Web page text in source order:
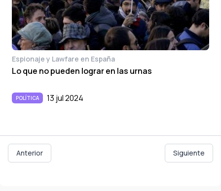
Espionaje y Lawfare en España
Lo que no pueden lograr en las urnas
POLÍTICA 13 jul 2024
Anterior Siguiente